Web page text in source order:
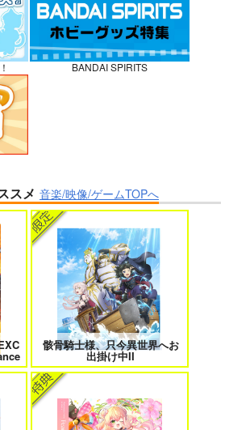
カート カート
5
侯爵嫡男好色物語 ～異世界ハーレム
に
2
た
エロゲの鬱エンドからヒロイン達を
救済したら 2
れ
HELL’o WORK！～賽の河原で積石
を崩すだけの簡単なお仕事って聞い
たのに～
BANDAI SPIRITS
スメ 音楽/映像/ゲームTOPへ
骸骨騎士様、只今異世界へお
出掛け中II